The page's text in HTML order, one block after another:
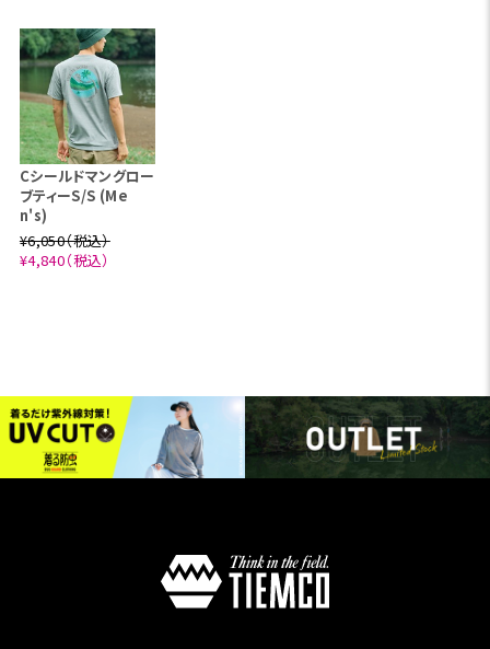
Cシールドマングロー
ブティーS/S (Me
n's)
¥6,050（税込）
¥4,840（税込）